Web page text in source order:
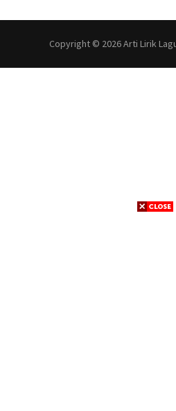
Copyright © 2026 Arti Lirik